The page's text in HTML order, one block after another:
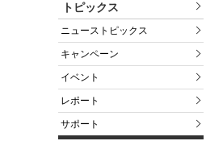
トピックス
ニューストピックス
キャンペーン
イベント
レポート
サポート